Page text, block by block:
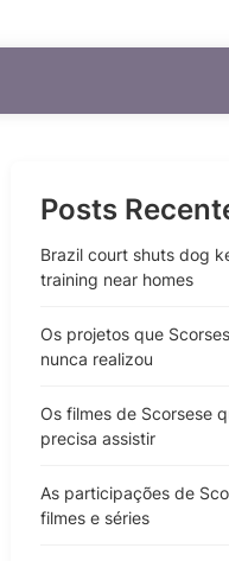
Posts
Brazil court shuts dog
training near homes
Os projetos que
nunca realizou
Os filmes de Scorsese
precisa assistir
As participações de
filmes e séries